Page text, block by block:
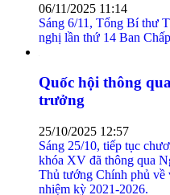
06/11/2025 11:14
Sáng 6/11, Tổng Bí thư
nghị lần thứ 14 Ban
Quốc hội thông
trưởng
25/10/2025 12:57
Sáng 25/10, tiếp tục
khóa XV đã thông qua
Thủ tướng Chính phủ về
nhiệm kỳ 2021-2026.